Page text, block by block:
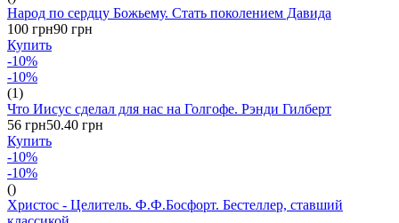
Народ по сердцу Божьему. Стать поколением Давида
100 грн90 грн
Купить
-10%
-10%
(1)
Что Иисус сделал для нас на Голгофе. Рэнди Гилберт
56 грн50.40 грн
Купить
-10%
-10%
()
Христос - Целитель. Ф.Ф.Босфорт. Бестеллер, ставший